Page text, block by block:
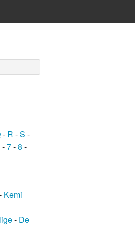
- R -S -
-7-8 -
Kemi
- De